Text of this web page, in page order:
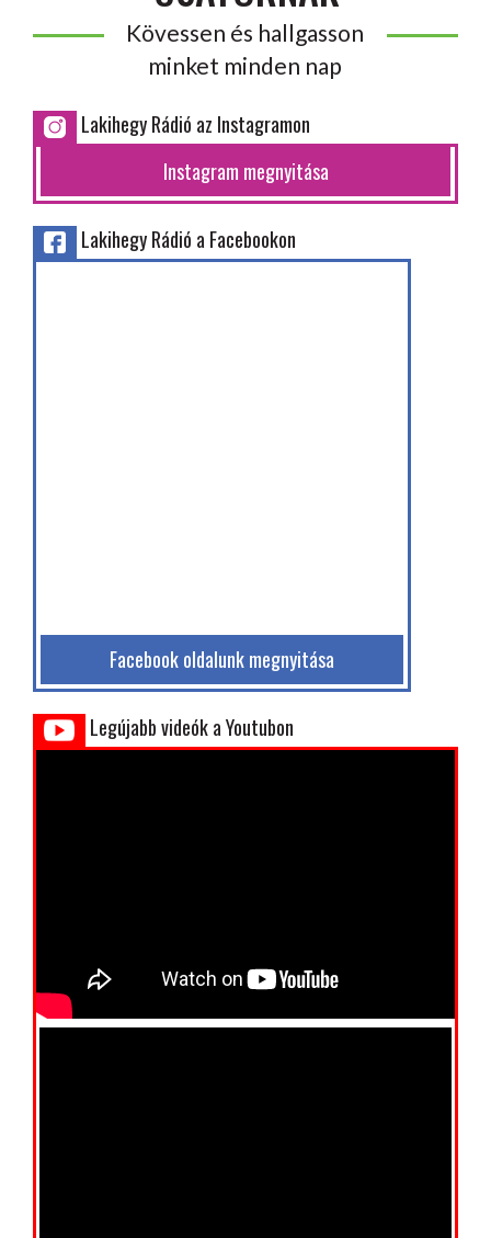
Kövessen és hallgasson
minket minden nap
Lakihegy Rádió az Instagramon
Instagram megnyitása
Lakihegy Rádió a Facebookon
Facebook oldalunk megnyitása
Legújabb videók a Youtubon